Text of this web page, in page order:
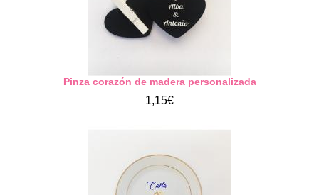
Pinza corazón de madera personalizada
1,15€